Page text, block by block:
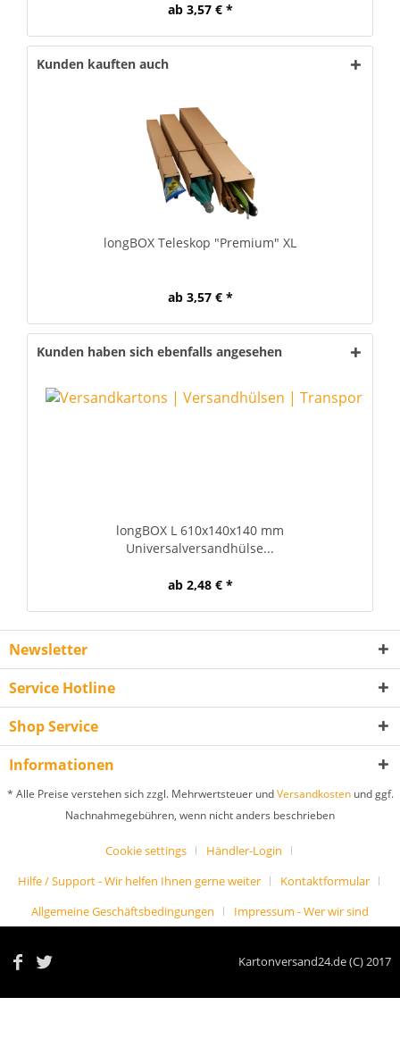
ab 3,57 € *
Kunden kauften auch
longBOX Teleskop "Premium" XL
ab 3,57 € *
Kunden haben sich ebenfalls angesehen
longBOX L 610x140x140 mm
Universalversandhülse...
ab 2,48 € *
Newsletter
Service Hotline
Shop Service
Informationen
* Alle Preise verstehen sich zzgl. Mehrwertsteuer undVersandkostenund ggf.
Nachnahmegebühren, wenn nicht anders beschrieben
Cookie settings
Händler-Login
Hilfe / Support - Wir helfen Ihnen gerne weiter
Kontaktformular
Allgemeine Geschäftsbedingungen
Impressum - Wer wir sind
Kartonversand24.de (C) 2017